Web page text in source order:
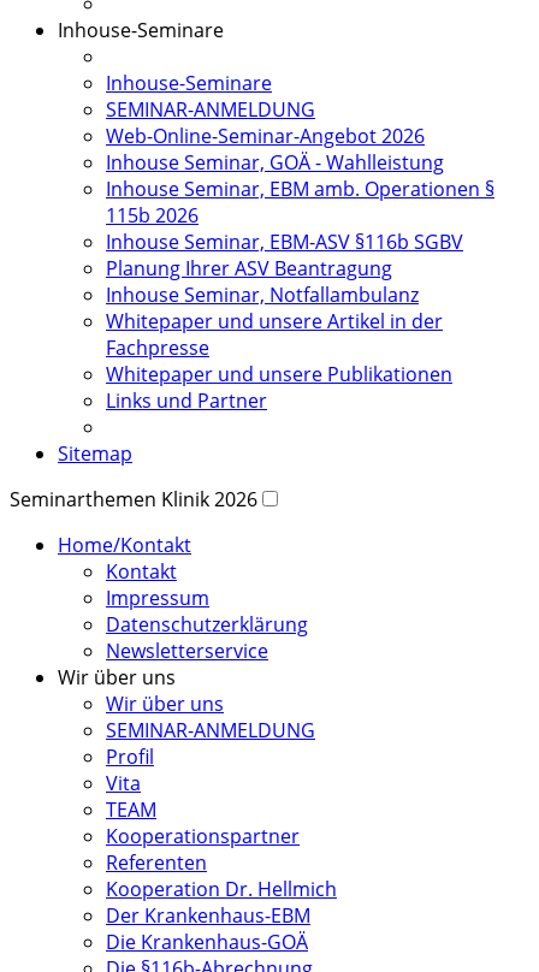
Inhouse-Seminare
Inhouse-Seminare
SEMINAR-ANMELDUNG
Web-Online-Seminar-Angebot 2026
Inhouse Seminar, GOÄ - Wahlleistung
Inhouse Seminar, EBM amb. Operationen §
115b 2026
Inhouse Seminar, EBM-ASV §116b SGBV
Planung Ihrer ASV Beantragung
Inhouse Seminar, Notfallambulanz
Whitepaper und unsere Artikel in der
Fachpresse
Whitepaper und unsere Publikationen
Links und Partner
Sitemap
Seminarthemen Klinik 2026
Home/Kontakt
Kontakt
Impressum
Datenschutzerklärung
Newsletterservice
Wir über uns
Wir über uns
SEMINAR-ANMELDUNG
Profil
Vita
TEAM
Kooperationspartner
Referenten
Kooperation Dr. Hellmich
Der Krankenhaus-EBM
Die Krankenhaus-GOÄ